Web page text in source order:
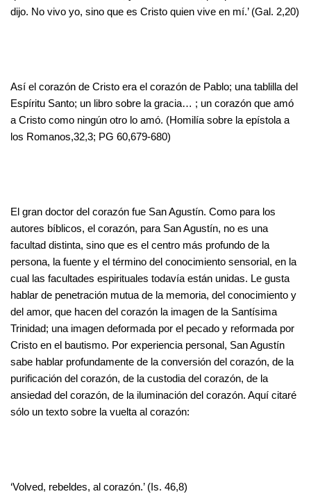
dijo. No vivo yo, sino que es Cristo quien vive en mí.’ (Gal. 2,20)
Así el corazón de Cristo era el corazón de Pablo; una tablilla del
Espíritu Santo; un libro sobre la gracia… ; un corazón que amó
a Cristo como ningún otro lo amó. (Homilía sobre la epístola a
los Romanos,32,3; PG 60,679-680)
El gran doctor del corazón fue San Agustín. Como para los
autores bíblicos, el corazón, para San Agustín, no es una
facultad distinta, sino que es el centro más profundo de la
persona, la fuente y el término del conocimiento sensorial, en la
cual las facultades espirituales todavía están unidas. Le gusta
hablar de penetración mutua de la memoria, del conocimiento y
del amor, que hacen del corazón la imagen de la Santísima
Trinidad; una imagen deformada por el pecado y reformada por
Cristo en el bautismo. Por experiencia personal, San Agustín
sabe hablar profundamente de la conversión del corazón, de la
purificación del corazón, de la custodia del corazón, de la
ansiedad del corazón, de la iluminación del corazón. Aquí citaré
sólo un texto sobre la vuelta al corazón:
‘Volved, rebeldes, al corazón.’ (Is. 46,8)